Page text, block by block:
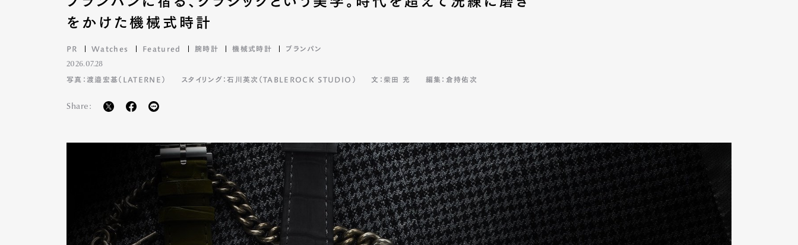
Art&Design Watch
Fashion
Gourmet
Cars Product
Culture
Lifestyle
をかけた機械式時計
PR Watches Featured 腕時計 機械式時計 ブランパン
2026.07.28
写真：渡邉宏基（LATERNE） スタイリング：石川英次（TABLEROCK STUDIO） 文：柴田 充 編集：倉持佑次
Share: